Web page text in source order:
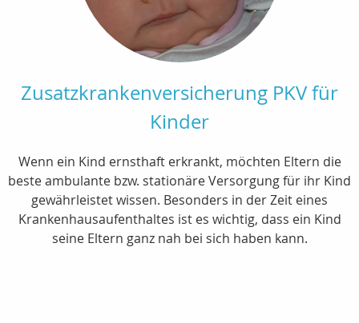
Zusatzkrankenversicherung PKV für
Kinder
Wenn ein Kind ernsthaft erkrankt, möchten Eltern die
beste ambulante bzw. stationäre Versorgung für ihr Kind
gewährleistet wissen. Besonders in der Zeit eines
Krankenhausaufenthaltes ist es wichtig, dass ein Kind
seine Eltern ganz nah bei sich haben kann.